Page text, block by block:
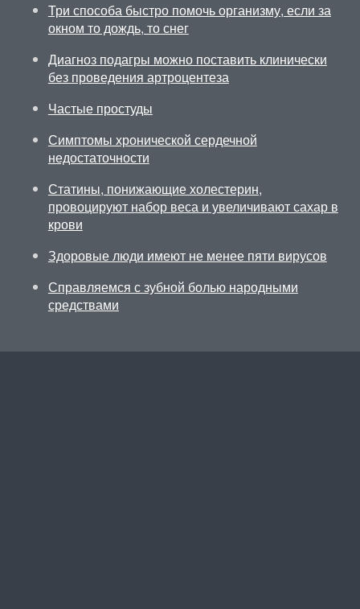
Три способа быстро помочь организму, если за
окном то дождь, то снег
Диагноз подагры можно поставить клинически
без проведения артроцентеза
Частые простуды
Симптомы хронической сердечной
недостаточности
Статины, понижающие холестерин,
провоцируют набор веса и увеличивают сахар в
крови
Здоровые люди имеют не менее пяти вирусов
Справляемся с зубной болью народными
средствами